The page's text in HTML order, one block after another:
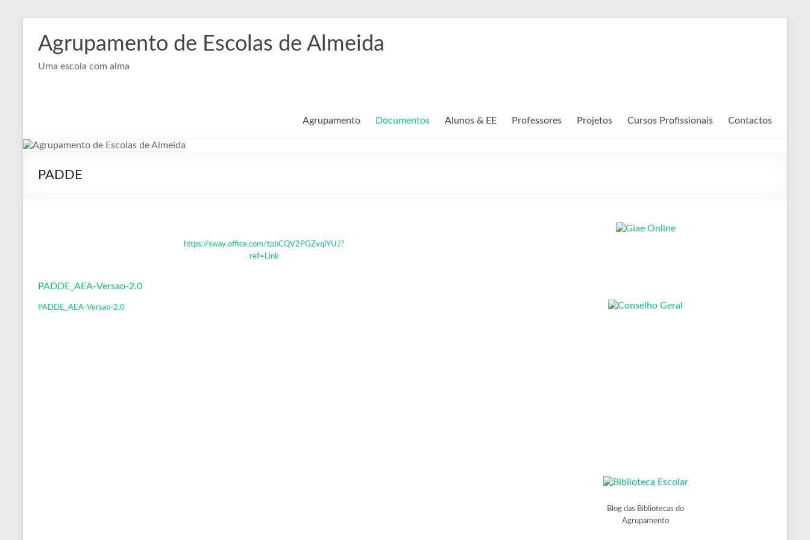
content
Agrupamento de Escolas de Almeida
Uma escola com alma
Agrupamento Documentos Alunos & EE Professores Projetos Cursos Profissionais Contactos
PADDE
https://sway.office.com/tpbCQV2PGZvqlYUJ?
ref=Link
PADDE_AEA-Versao-2.0
PADDE_AEA-Versao-2.0
Blog das Bibliotecas do
Agrupamento